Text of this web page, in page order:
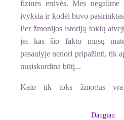
fizinės erdvės. Mes negalime
įvyksta ir kodėl buvo
Per žmonijos istoriją tokių
jei kas šio fakto mūsų
pasaulyje nenori pripažinti, tik
nusiskurdina būtį...
Kaip tik toks žmogus yra
per jį, kaip tarpininką,Daugiau